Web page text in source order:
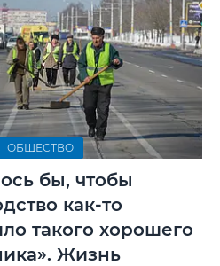
ОБЩЕСТВО
бы, чтобы
как-то
такого хорошего
Жизнь